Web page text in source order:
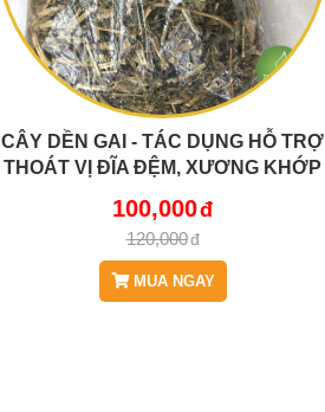
CÂY DỀN GAI - TÁC DỤNG HỖ TRỢ
THOÁT VỊ ĐĨA ĐỆM, XƯƠNG KHỚP
100,000
120,000
MUA NGAY